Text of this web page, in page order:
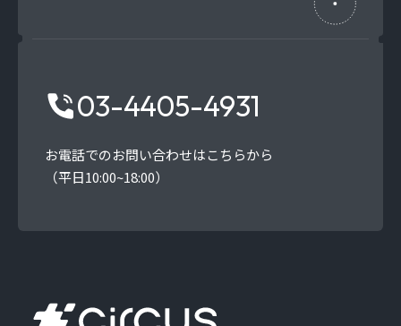
03-4405-4931
お電話でのお問い合わせはこちらから
（平日10:00~18:00）